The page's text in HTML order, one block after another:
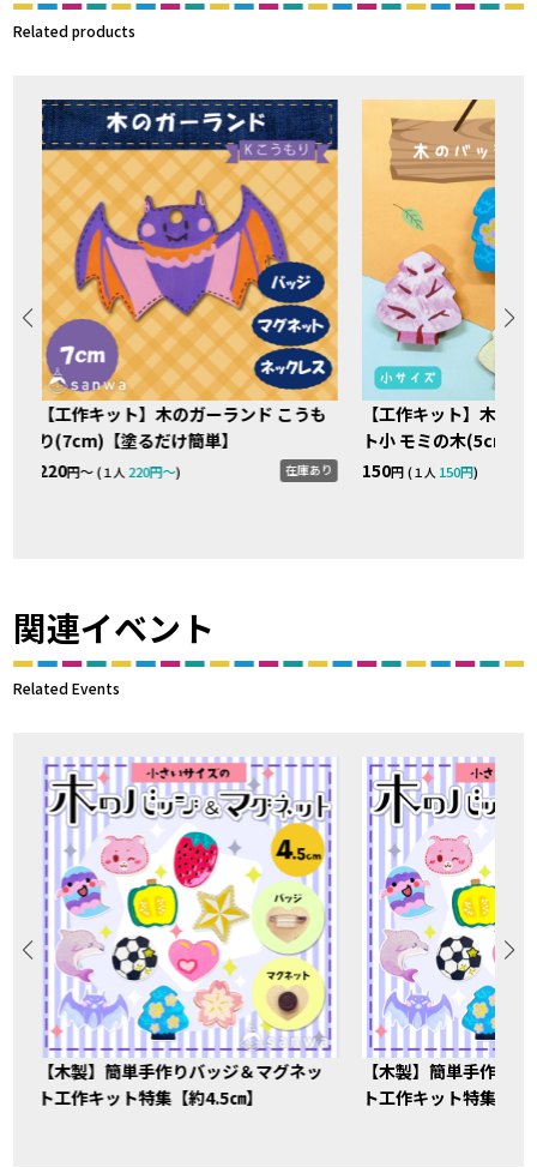
Related products
【工作キット】木のガーランド こうも
り(7cm)【塗るだけ簡単】
220円〜 (１人 220円〜) 在庫あり
【工作キット】木の
ト小 モミの木(5cm)
150円 (１人 150円)
関連イベント
Related Events
【木製】簡単手作りバッジ＆マグネッ
ト工作キット特集【約4.5㎝】
【木製】簡単手作り
ト工作キット特集【約